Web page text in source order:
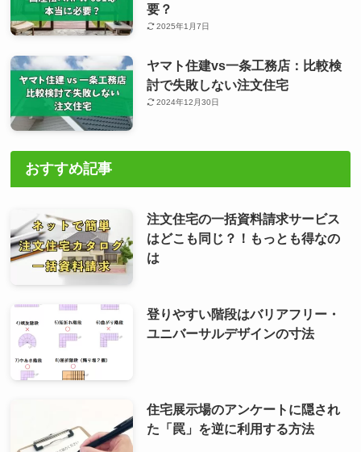
要？
2025年1月7日
ヤマト住建vs一条工務店：比較検
討で失敗しない注文住宅
2024年12月30日
おすすめ記事
注文住宅の一括資料請求サービス
はどこも同じ？！もっとも得なの
は
登りやすい階段はバリアフリー・
ユニバーサルデザインの寸法
住宅展示場のアンケートに隠され
た「罠」を逆に利用する方法